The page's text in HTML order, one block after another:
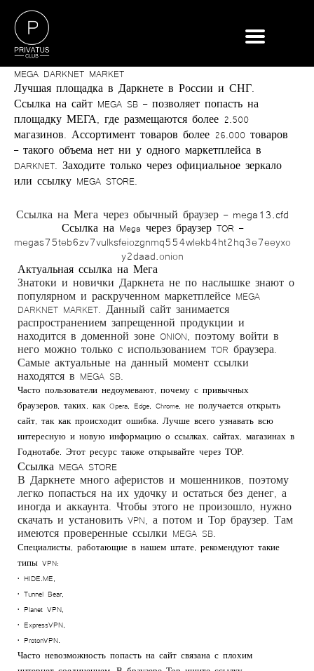
MEGA DARKNET MARKET
Лучшая площадка в Даркнете в России и СНГ.
Ссылка на сайт MEGA SB – позволяет попасть на
площадку МЕГА, где размещаются более 2.500
магазинов. Ассортимент товаров более 26.000 товаров
– такого объема нет ни у одного маркетплейса в
DARKNET. Заходите только через официальное зеркало
или ссылку MEGA STORE.
Ссылка на Мега через обычный браузер – mega13.cfd
Ссылка на Mega через браузер TOR –
megas75teb6zv7vulksfeiozgnmq554wlekb4ht2hq3e7eeyxo
y2daad.onion
Актуальная ссылка на Мега
Знатоки и новички Даркнета не по наслышке знают о
популярном и раскрученном маркетплейсе MEGA
DARKNET MARKET. Данный сайт занимается
распространением запрещенной продукции и
находится в доменной зоне ONION, поэтому войти в
него можно только с использованием TOR браузера.
Самые актуальные на данный момент ссылки
находятся в MEGA SB.
Часто пользователи недоумевают, почему с привычных
браузеров, таких, как Opera, Edge, Chrome, не получается открыть
сайт, так как происходит ошибка. Лучше всего узнавать всю
интересную и новую информацию о ссылках, сайтах, магазинах в
Годнотабе. Этот ресурс также открывайте через ТОР.
Ссылка MEGA STORE
В Даркнете много аферистов и мошенников, поэтому
легко попасться на их удочку и остаться без денег, а
иногда и аккаунта. Чтобы этого не произошло, нужно
скачать и установить VPN, а потом и Тор браузер. Там
имеются проверенные ссылки MEGA SB.
Специалисты, работающие в нашем штате, рекомендуют такие
типы VPN:
• HIDE.ME,
• Tunnel Bear,
• Planet VPN,
• ExpressVPN,
• ProtonVPN.
Часто невозможность попасть на сайт связана с плохим